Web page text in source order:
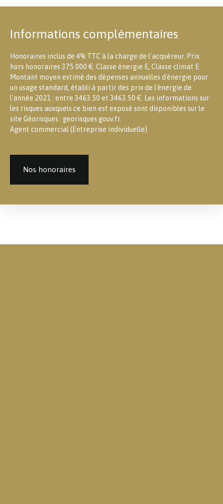
Informations complémentaires
Honoraires inclus de 4% TTC à la charge de l'acquéreur. Prix
hors honoraires 375 000 €. Classe énergie E, Classe climat E
Montant moyen estimé des dépenses annuelles d'énergie pour
un usage standard, établi à partir des prix de l'énergie de
l'année 2021 : entre 3463.50 et 3463.50 €. Les informations sur
les risques auxquels ce bien est exposé sont disponibles sur le
site Géorisques : georisques.gouv.fr.
Agent commercial (Entreprise individuelle)
Nos honoraires